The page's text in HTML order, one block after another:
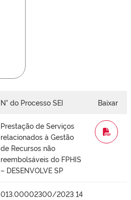
N° do Processo SEI Baixar
Prestação de Serviços
relacionados à Gestão
de Recursos não
reembolsáveis do FPHIS
– DESENVOLVE SP
WORD
013.00002300/2023 14